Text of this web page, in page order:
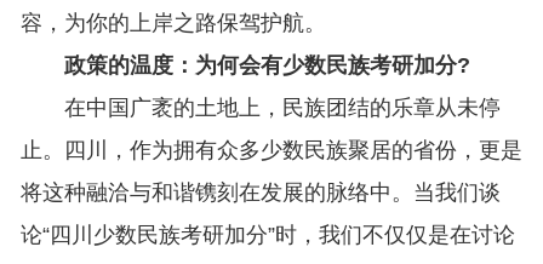
容，为你的上岸之路保驾护航。
政策的温度：为何会有少数民族考研加分?
在中国广袤的土地上，民族团结的乐章从未停
止。四川，作为拥有众多少数民族聚居的省份，更是
将这种融洽与和谐镌刻在发展的脉络中。当我们谈
论“四川少数民族考研加分”时，我们不仅仅是在讨论